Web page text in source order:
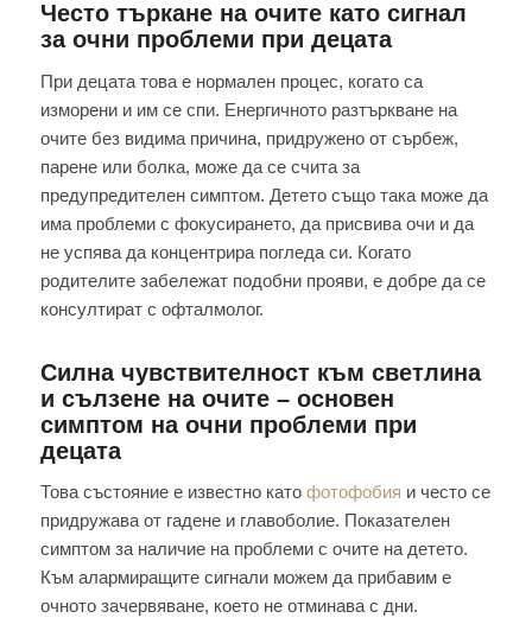
Често търкане на очите като сигнал
за очни проблеми при децата
При децата това е нормален процес, когато са
изморени и им се спи. Енергичното разтъркване на
очите без видима причина, придружено от сърбеж,
парене или болка, може да се счита за
предупредителен симптом. Детето също така може да
има проблеми с фокусирането, да присвива очи и да
не успява да концентрира погледа си. Когато
родителите забележат подобни прояви, е добре да се
консултират с офталмолог.
Силна чувствителност към светлина
и сълзене на очите – основен
симптом на очни проблеми при
децата
Това състояние е известно като фотофобия и често се
придружава от гадене и главоболие. Показателен
симптом за наличие на проблеми с очите на детето.
Към алармиращите сигнали можем да прибавим е
очното зачервяване, което не отминава с дни.